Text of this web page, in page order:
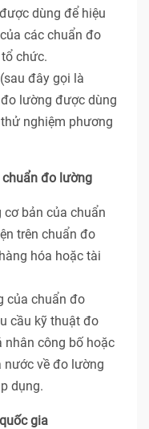
dùng để hiệu
các chuẩn đo
chức.
đây gọi là
lường được dùng
nghiệm phương
đo lường
bản của chuẩn
trên chuẩn đo
hóa hoặc tài
của chuẩn đo
cầu kỹ thuật đo
công bố hoặc
nước về đo lường
dụng.
gia